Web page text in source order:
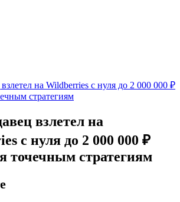
на Wildberries с нуля до 2 000 000 ₽
стратегиям
взлетел на
с нуля до 2 000 000 ₽
точечным стратегиям